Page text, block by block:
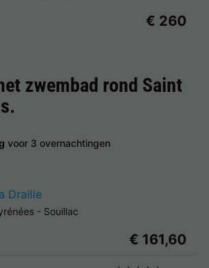
€ 260
zwembad rond Saint
.
voor 3 overnachtingen
Draille
- Souillac
€ 161,60